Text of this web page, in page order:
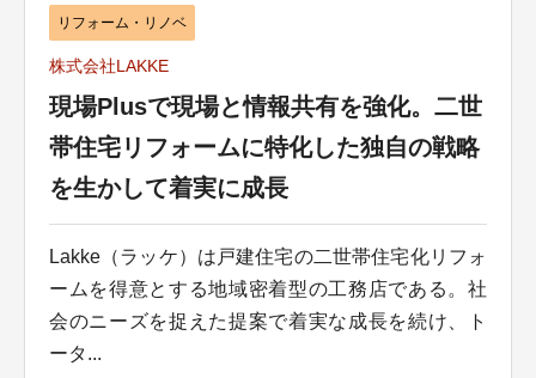
リフォーム・リノベ
株式会社LAKKE
現場Plusで現場と情報共有を強化。二世
帯住宅リフォームに特化した独自の戦略
を生かして着実に成長
Lakke（ラッケ）は戸建住宅の二世帯住宅化リフォ
ームを得意とする地域密着型の工務店である。社
会のニーズを捉えた提案で着実な成長を続け、ト
ータ...